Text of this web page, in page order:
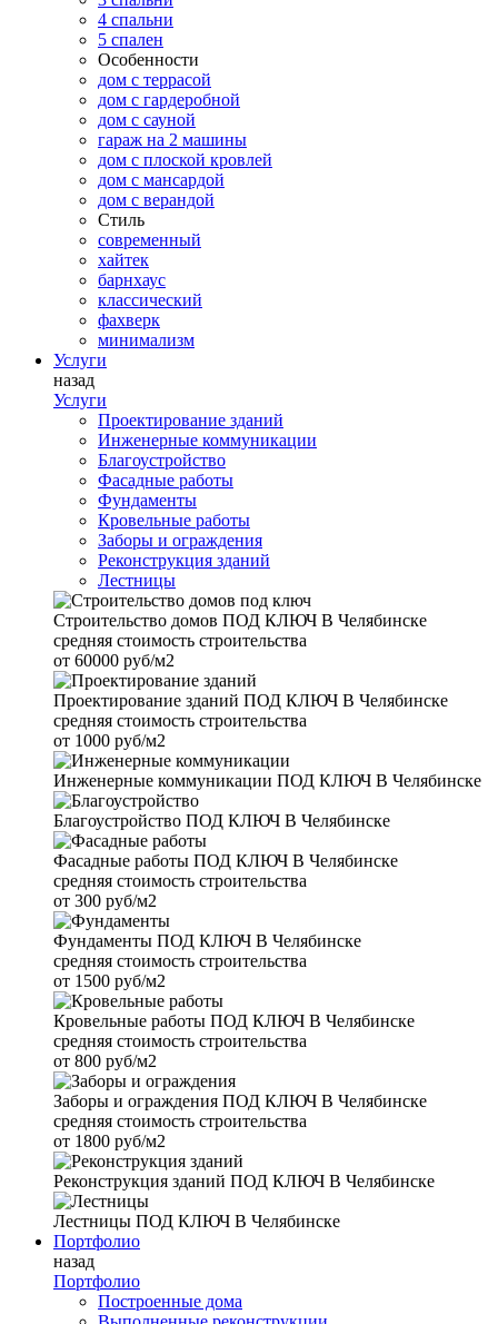
4 спальни
5 спален
Особенности
дом с террасой
дом с гардеробной
дом с сауной
гараж на 2 машины
дом с плоской кровлей
дом с мансардой
дом с верандой
Стиль
современный
хайтек
барнхаус
классический
фахверк
минимализм
Услуги
назад
Услуги
Проектирование зданий
Инженерные коммуникации
Благоустройство
Фасадные работы
Фундаменты
Кровельные работы
Заборы и ограждения
Реконструкция зданий
Лестницы
Строительство домов ПОД КЛЮЧ В Челябинске
средняя стоимость строительства
от 60000 руб/м2
Проектирование зданий ПОД КЛЮЧ В Челябинске
средняя стоимость строительства
от 1000 руб/м2
Инженерные коммуникации ПОД КЛЮЧ В Челябинске
Благоустройство ПОД КЛЮЧ В Челябинске
Фасадные работы ПОД КЛЮЧ В Челябинске
средняя стоимость строительства
от 300 руб/м2
Фундаменты ПОД КЛЮЧ В Челябинске
средняя стоимость строительства
от 1500 руб/м2
Кровельные работы ПОД КЛЮЧ В Челябинске
средняя стоимость строительства
от 800 руб/м2
Заборы и ограждения ПОД КЛЮЧ В Челябинске
средняя стоимость строительства
от 1800 руб/м2
Реконструкция зданий ПОД КЛЮЧ В Челябинске
Лестницы ПОД КЛЮЧ В Челябинске
Портфолио
назад
Портфолио
Построенные дома